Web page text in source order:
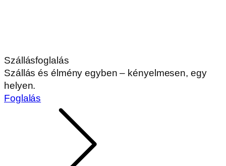
Szállásfoglalás
Szállás és élmény egyben – kényelmesen, egy
helyen.
Foglalás